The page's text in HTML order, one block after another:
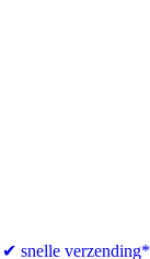
snelle verzending*